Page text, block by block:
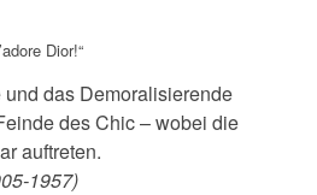
Dior!“
das Demoralisierende
des Chic – wobei die
auftreten.
1957)